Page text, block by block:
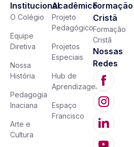
Institucional
O Colégio
Equipe
Diretiva
Nossa
História
Pedagogia
Inaciana
Arte e
Cultura
Acadêmico
Projeto
Pedagógico
Projetos
Especiais
Hub de
Aprendizagem
Espaço
Francisco
Formação
Cristã
Formação
Cristã
Nossas
Redes